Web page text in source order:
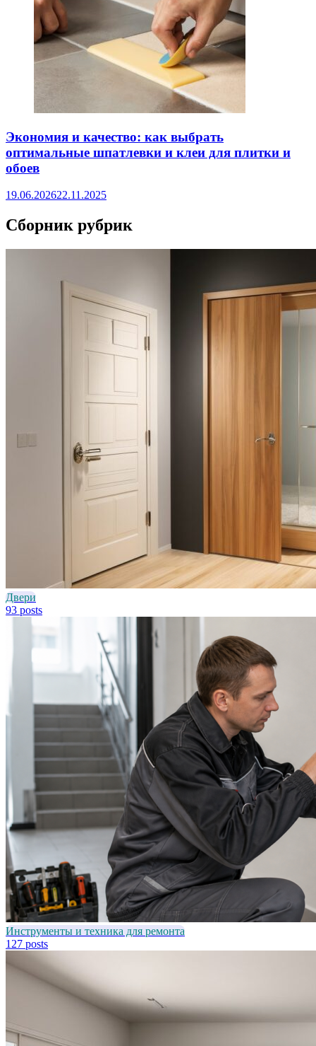
Экономия и качество: как выбрать
оптимальные шпатлевки и клеи для плитки и
обоев
19.06.202622.11.2025
Сборник рубрик
Двери
93 posts
Инструменты и техника для ремонта
127 posts